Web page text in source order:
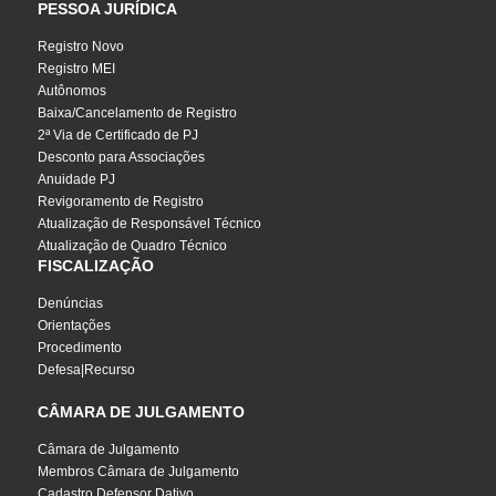
PESSOA JURÍDICA
Registro Novo
Registro MEI
Autônomos
Baixa/Cancelamento de Registro
2ª Via de Certificado de PJ
Desconto para Associações
Anuidade PJ
Revigoramento de Registro
Atualização de Responsável Técnico
Atualização de Quadro Técnico
FISCALIZAÇÃO
Denúncias
Orientações
Procedimento
Defesa|Recurso
CÂMARA DE JULGAMENTO
Câmara de Julgamento
Membros Câmara de Julgamento